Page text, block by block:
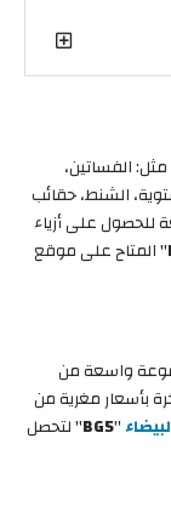
من الفئات، مثل: الفساتين،
الشنط، حقائب
للحصول على أزياء
" المتاح على موقع
2026 خصومات تصل إلى 70% على مجموعة واسعة من
بأسعار مغرية من
"
BG5" لتحصل